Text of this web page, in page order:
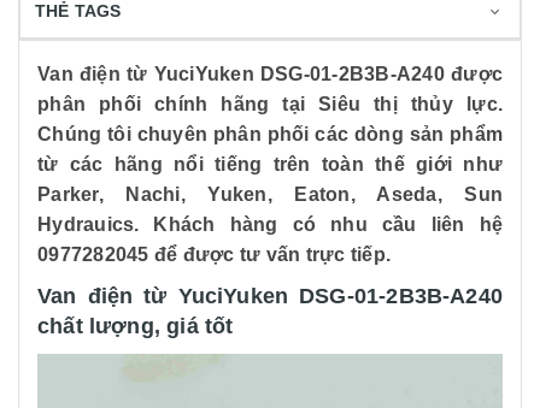
THẺ TAGS
Van điện từ YuciYuken DSG-01-2B3B-A240 được
phân phối chính hãng tại Siêu thị thủy lực.
Chúng tôi chuyên phân phối các dòng sản phẩm
từ các hãng nổi tiếng trên toàn thế giới như
Parker, Nachi, Yuken, Eaton, Aseda, Sun
Hydrauics. Khách hàng có nhu cầu liên hệ
0977282045 để được tư vấn trực tiếp.
Van điện từ YuciYuken DSG-01-2B3B-A240
chất lượng, giá tốt